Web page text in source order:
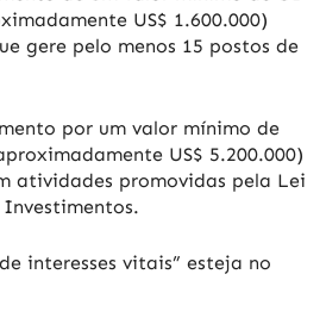
US$ 1.600.000)
gere pelo menos 15 postos de
por um valor mínimo de
US$ 5.200.000)
atividades promovidas pela Lei
interesses vitais” esteja no